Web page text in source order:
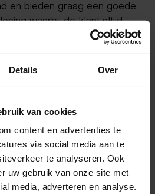
Details Over
van cookies
content en advertenties te
via social media aan te
te analyseren. Ook
uw gebruik van onze site met
media, adverteren en analyse.
en bieden graag een goede
waarbij de klant altijd
informele werksfeer op
hoge mate van zelfstandigheid
humor.
speel je een belangrijke rol
Je ondersteunt bij de
verwerking van
persoonlijke impact
levenstestamenten,